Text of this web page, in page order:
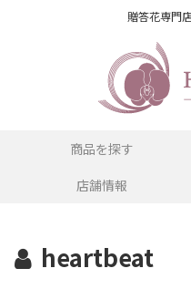
贈答花専門
商品を探す
店舗情報
heartbeat